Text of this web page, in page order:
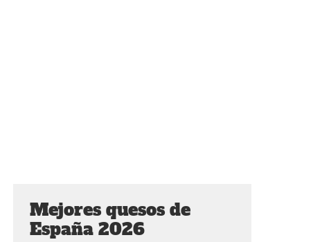
Mejores quesos de
España 2026